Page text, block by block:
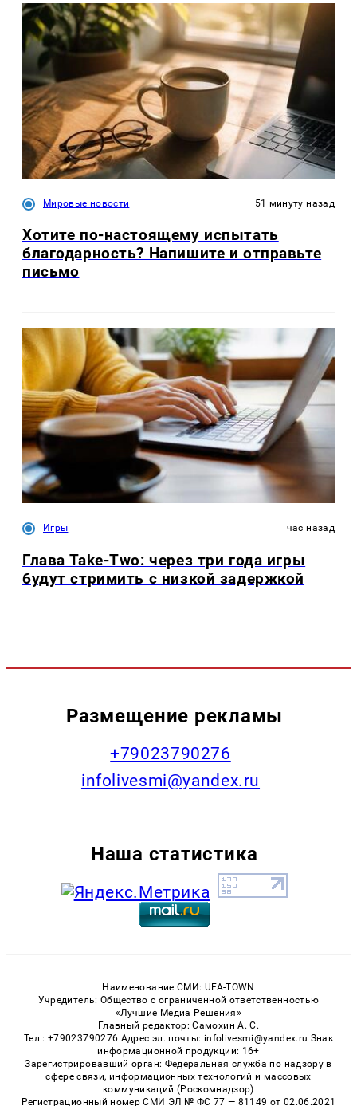
Мировые новости 51 минуту назад
Хотите по-настоящему испытать
благодарность? Напишите и отправьте
письмо
Игры час назад
Глава Take-Two: через три года игры
будут стримить с низкой задержкой
Размещение рекламы
+79023790276
infolivesmi@yandex.ru
Наша статистика
Наименование СМИ: UFA-TOWN
Учредитель: Общество с ограниченной ответственностью
«Лучшие Медиа Решения»
Главный редактор: Самохин А. С.
Тел.: +79023790276 Адрес эл. почты: infolivesmi@yandex.ru Знак
информационной продукции: 16+
Зарегистрировавший орган: Федеральная служба по надзору в
сфере связи, информационных технологий и массовых
коммуникаций (Роскомнадзор)
Регистрационный номер СМИ ЭЛ № ФС 77 — 81149 от 02.06.2021